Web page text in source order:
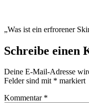
„Was ist ein erfrorener
Schreibe einen
Deine E-Mail-Adresse
Felder sind mit * markiert
Kommentar *